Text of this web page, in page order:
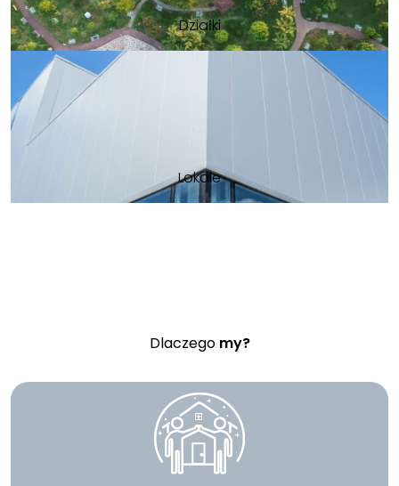
Działki
Lokale
Dlaczego my?